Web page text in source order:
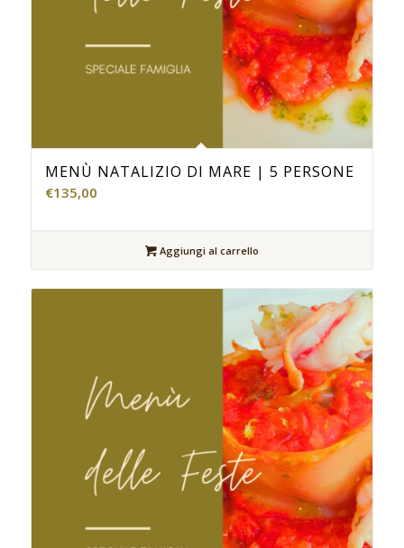
MENÙ NATALIZIO DI MARE | 5 PERSONE
€135,00
Aggiungi al carrello